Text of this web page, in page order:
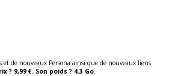
et de nouveaux Persona ainsi que de nouveaux liens
? 9,99 €. Son poids ? 4.3 Go.